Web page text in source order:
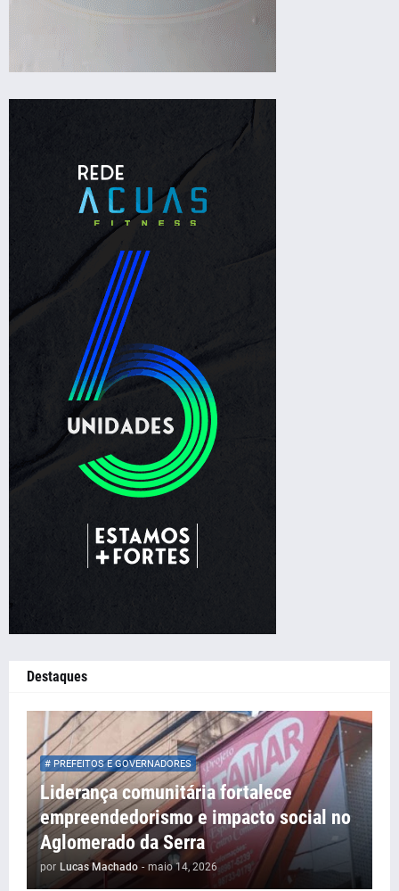
Destaques
# PREFEITOS E GOVERNADORES
Liderança comunitária fortalece
empreendedorismo e impacto social no
Aglomerado da Serra
por Lucas Machado - maio 14, 2026